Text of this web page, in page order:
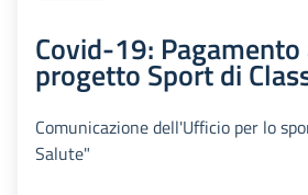
Covid-19:
progetto Sport di
Comunicazione dell'Ufficio per lo
Salute"